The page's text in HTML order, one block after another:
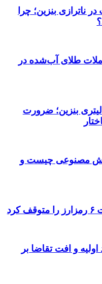
بنزین؛ چرا
طلای آب‌شده در
۱۰ میلیون لیتری بنزین؛ ضرورت
هوش مصنوعی چیست و
و افت تقاضا بر